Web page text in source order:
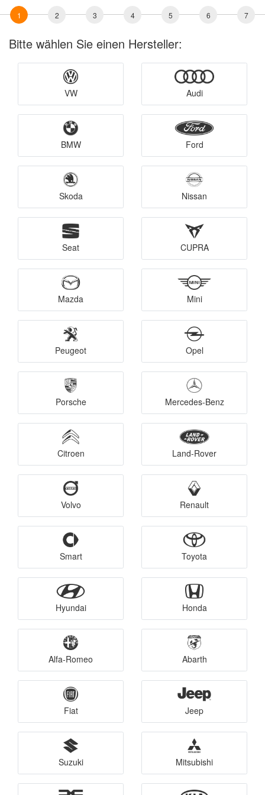
1 2 3 4 5 6 7
Bitte wählen Sie einen Hersteller:
VW Audi
BMW Ford
Skoda Nissan
Seat CUPRA
Mazda Mini
Peugeot Opel
Porsche Mercedes-Benz
Citroen Land-Rover
Volvo Renault
Smart Toyota
Hyundai Honda
Alfa-Romeo Abarth
Fiat Jeep
Suzuki Mitsubishi